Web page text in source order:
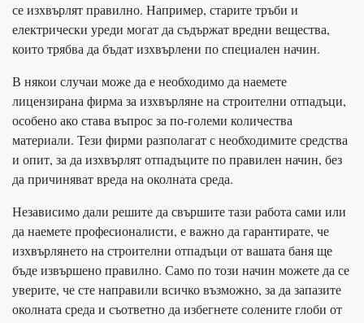
се изхвърлят правилно. Например, старите тръби и
електрически уреди могат да съдържат вредни вещества,
които трябва да бъдат изхвърлени по специален начин.
В някои случаи може да е необходимо да наемете
лицензирана фирма за изхвърляне на строителни отпадъци,
особено ако става въпрос за по-големи количества
материали. Тези фирми разполагат с необходимите средства
и опит, за да изхвърлят отпадъците по правилен начин, без
да причиняват вреда на околната среда.
Независимо дали решите да свършите тази работа сами или
да наемете професионалисти, е важно да гарантирате, че
изхвърлянето на строителни отпадъци от вашата баня ще
бъде извършено правилно. Само по този начин можете да се
уверите, че сте направили всичко възможно, за да запазите
околната среда и съответно да избегнете солените глоби от